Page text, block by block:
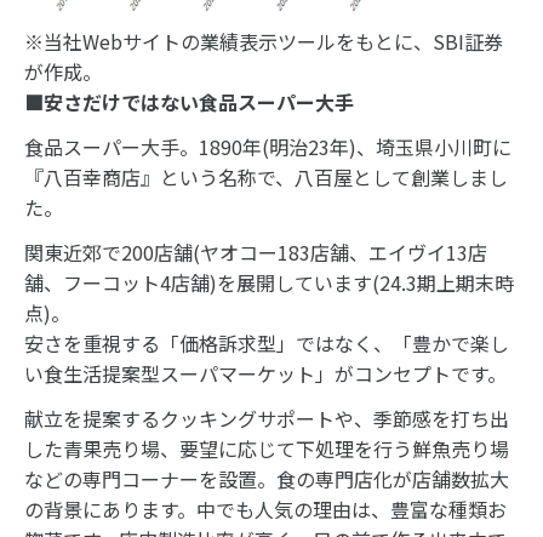
※当社Webサイトの業績表示ツールをもとに、SBI証券
が作成。
■安さだけではない食品スーパー大手
食品スーパー大手。1890年(明治23年)、埼玉県小川町に
『八百幸商店』という名称で、八百屋として創業しまし
た。
関東近郊で200店舗(ヤオコー183店舗、エイヴイ13店
舗、フーコット4店舗)を展開しています(24.3期上期末時
点)。
安さを重視する「価格訴求型」ではなく、「豊かで楽し
い食生活提案型スーパマーケット」がコンセプトです。
献立を提案するクッキングサポートや、季節感を打ち出
した青果売り場、要望に応じて下処理を行う鮮魚売り場
などの専門コーナーを設置。食の専門店化が店舗数拡大
の背景にあります。中でも人気の理由は、豊富な種類お